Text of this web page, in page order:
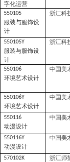
字化运营
550105
服装与服饰设
计
浙江科
550105Y
服装与服饰设
计
浙江科
550106
环境艺术设计
中国美
550106Y
环境艺术设计
中国美
550116
动漫设计
中国美
550116Y
动漫设计
中国美
570102K 浙江师